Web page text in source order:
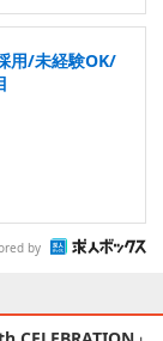
用/未経験OK/
by